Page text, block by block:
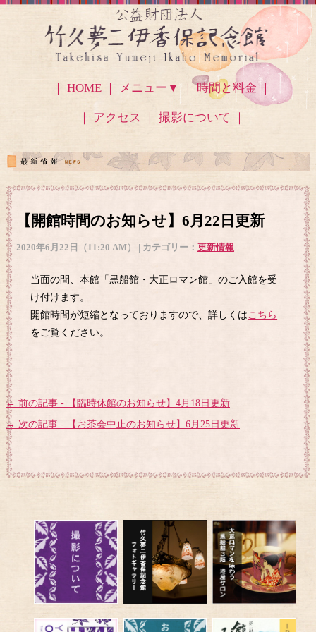
｜ HOME ｜ メニュー▼ ｜ 時間と料金 ｜
｜ アクセス ｜ 撮影について ｜
【開館時間のお知らせ】6月22日更新
2020年6月22日（11:20 AM） | カテゴリー： 更新情報
当面の間、本館「黒船館・大正ロマン館」のご入館を受
け付けます。
開館時間が短縮となっておりますので、詳しくは こちら
をご覧ください。
← 前の記事 - 【臨時休館のお知らせ】4月18日更新
→ 次の記事 - 【お茶会中止のお知らせ】6月25日更新